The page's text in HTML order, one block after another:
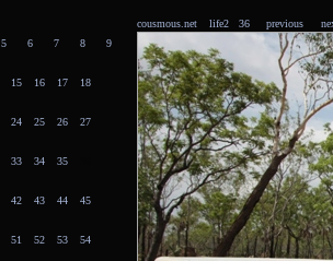
5 6 7 8 9
15 16 17 18
24 25 26 27
33 34 35
42 43 44 45
51 52 53 54
cousmous.net life2 36 previous